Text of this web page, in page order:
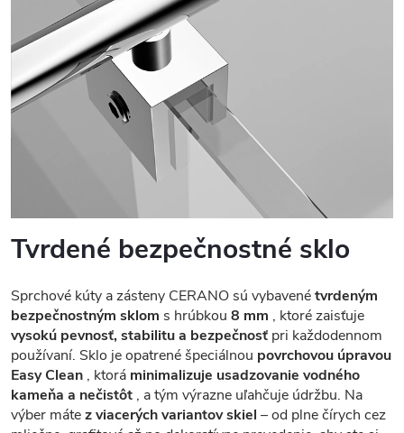
Tvrdené bezpečnostné sklo
Sprchové kúty a zásteny CERANO sú vybavenétvrdeným
bezpečnostným sklom s hrúbkou 8 mm , ktoré zaisťuje
vysokú pevnosť, stabilitu a bezpečnosť pri každodennom
používaní. Sklo je opatrené špeciálnou povrchovou úpravou
Easy Clean , ktorá minimalizuje usadzovanie vodného
kameňa a nečistôt , a tým výrazne uľahčuje údržbu. Na
výber mátez viacerých variantov skiel – od plne čírych cez